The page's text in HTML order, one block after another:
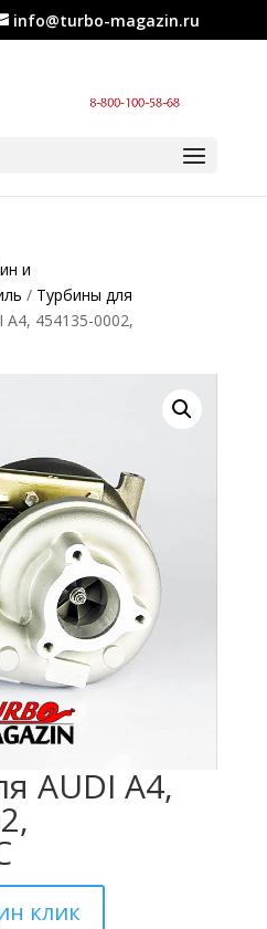
info@turbo-magazin.ru
и
/ Турбины для
454135-0002,
AUDI A4,
клик